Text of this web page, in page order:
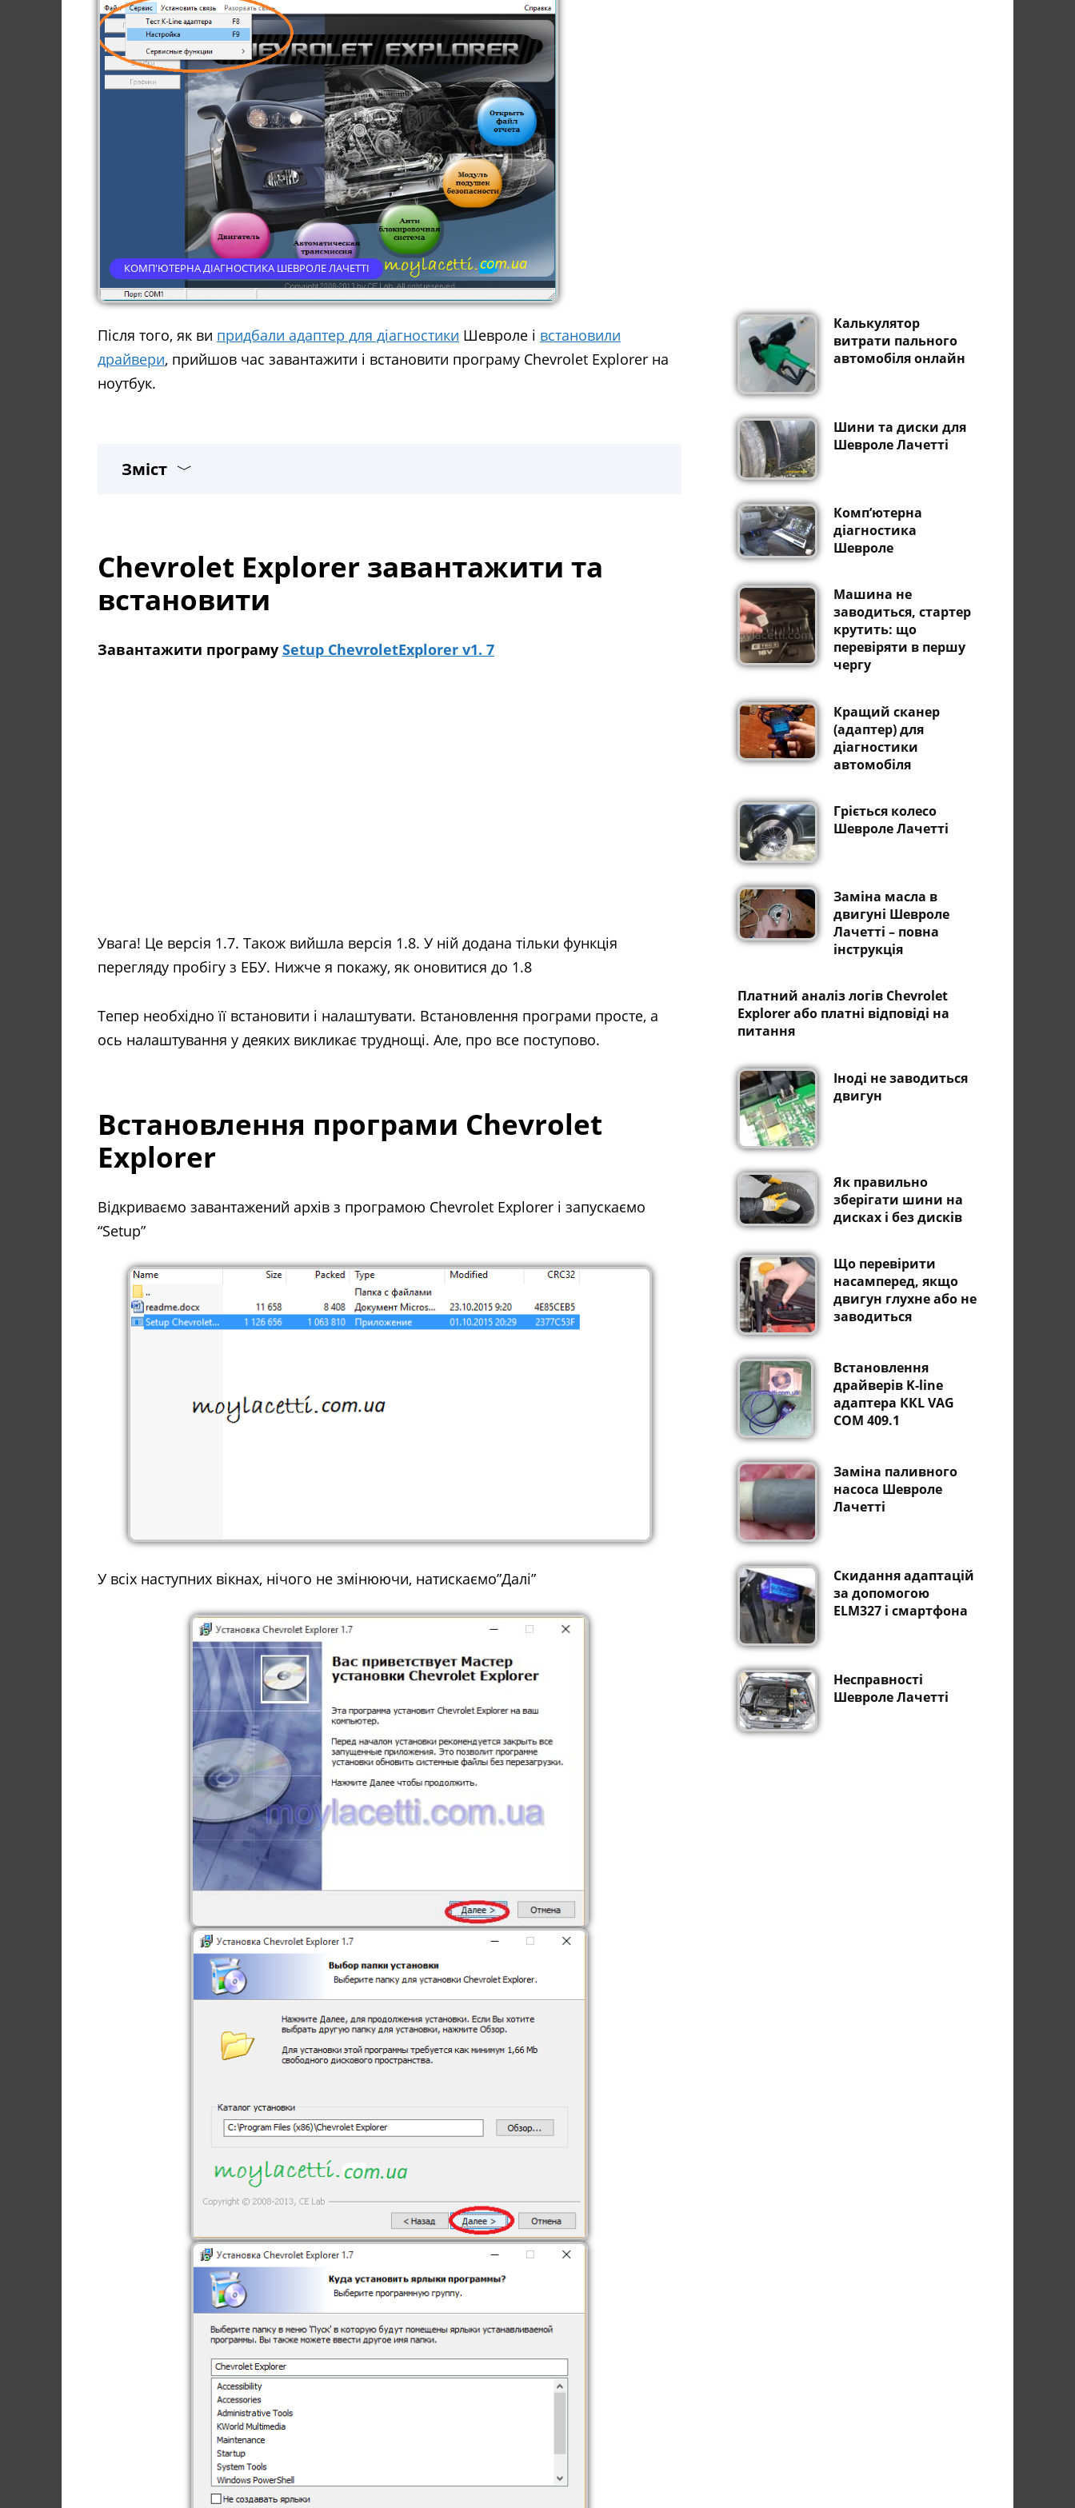
КОМП'ЮТЕРНА ДІАГНОСТИКА ШЕВРОЛЕ ЛАЧЕТТІ
Після того, як ви придбали адаптер для діагностики Шевроле і встановили
драйвери, прийшов час завантажити і встановити програму Chevrolet Explorer на
ноутбук.
Зміст
Chevrolet Explorer завантажити та
встановити
Завантажити програму Setup ChevroletExplorer v1. 7
Увага! Це версія 1.7. Також вийшла версія 1.8. У ній додана тільки функція
перегляду пробігу з ЕБУ. Нижче я покажу, як оновитися до 1.8
Тепер необхідно її встановити і налаштувати. Встановлення програми просте, а
ось налаштування у деяких викликає труднощі. Але, про все поступово.
Встановлення програми Chevrolet
Explorer
Відкриваємо завантажений архів з програмою Chevrolet Explorer і запускаємо
“Setup”
У всіх наступних вікнах, нічого не змінюючи, натискаємо”Далі”
Калькулятор
витрати пального
автомобіля онлайн
Шини та диски для
Шевроле Лачетті
Комп’ютерна
діагностика
Шевроле
Машина не
заводиться, стартер
крутить: що
перевіряти в першу
чергу
Кращий сканер
(адаптер) для
діагностики
автомобіля
Гріється колесо
Шевроле Лачетті
Заміна масла в
двигуні Шевроле
Лачетті – повна
інструкція
Платний аналіз логів Chevrolet
Explorer або платні відповіді на
питання
Іноді не заводиться
двигун
Як правильно
зберігати шини на
дисках і без дисків
Що перевірити
насамперед, якщо
двигун глухне або не
заводиться
Встановлення
драйверів K-line
адаптера ККL VAG
COM 409.1
Заміна паливного
насоса Шевроле
Лачетті
Скидання адаптацій
за допомогою
ELM327 і смартфона
Несправності
Шевроле Лачетті